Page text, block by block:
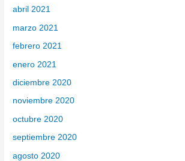
abril 2021
marzo 2021
febrero 2021
enero 2021
diciembre 2020
noviembre 2020
octubre 2020
septiembre 2020
agosto 2020